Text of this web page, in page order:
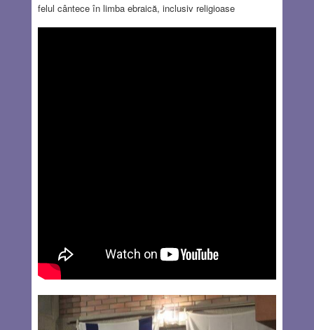
felul cântece în limba ebraică, inclusiv religioase